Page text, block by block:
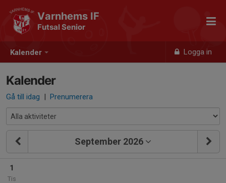
Kalender Logga in
Varnhems IF
Futsal Senior
Kalender
Gå till idag | Prenumerera
September 2026
1
Tis